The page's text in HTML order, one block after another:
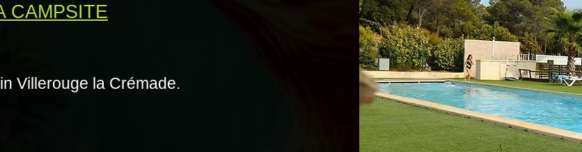
CAMPSITE
Villerouge la Crémade.